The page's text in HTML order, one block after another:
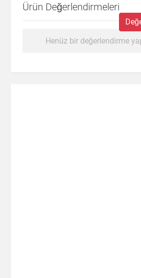
Ürün Değerlendirmeleri
Henüz bir değerlendirme